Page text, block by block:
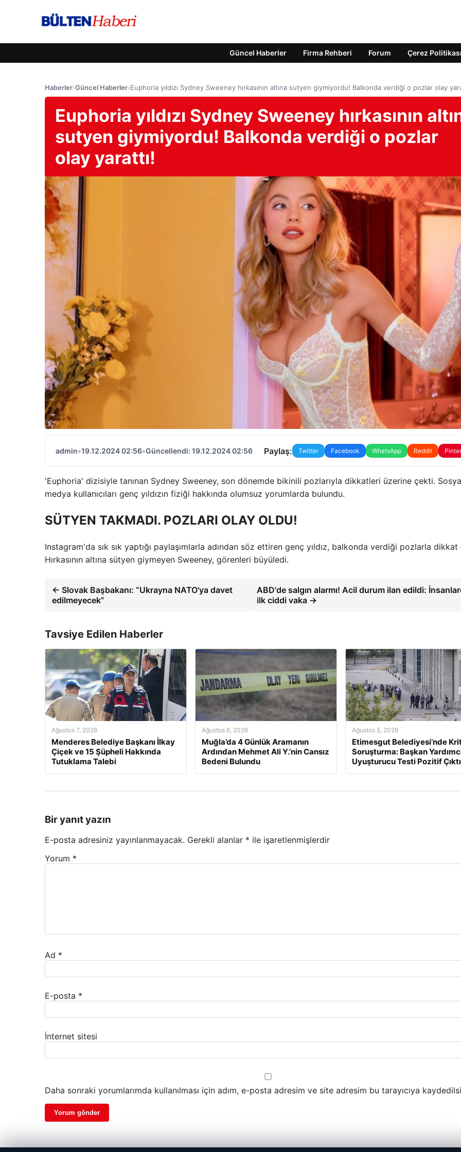
Güncel Haberler Firma Rehberi Forum Çerez Politikası
Haberler›Güncel Haberler›Euphoria yıldızı Sydney Sweeney hırkasının altına sutyen giymiyordu! Balkonda verdiği o pozlar olay
Euphoria yıldızı Sydney Sweeney hırkasının
sutyen giymiyordu! Balkonda verdiği o pozlar
olay yarattı!
admin•19.12.2024 02:56•Güncellendi: 19.12.2024 02:56 Paylaş: Twitter Facebook WhatsApp Reddit
'Euphoria' dizisiyle tanınan Sydney Sweeney, son dönemde bikinili pozlarıyla dikkatleri üzerine çekti.
medya kullanıcıları genç yıldızın fiziği hakkında olumsuz yorumlarda bulundu.
SÜTYEN TAKMADI. POZLARI OLAY OLDU!
Instagram'da sık sık yaptığı paylaşımlarla adından söz ettiren genç yıldız, balkonda verdiği pozlarla
Hırkasının altına sütyen giymeyen Sweeney, görenleri büyüledi.
← Slovak Başbakanı: “Ukrayna NATO'ya davet
edilmeyecek”
ABD'de salgın alarmı! Acil durum ilan edildi:
ilk ciddi vaka →
Tavsiye Edilen Haberler
Ağustos 7, 2026
Menderes Belediye Başkanı İlkay
Çiçek ve 15 Şüpheli Hakkında
Tutuklama Talebi
Ağustos 6, 2026
Muğla’da 4 Günlük Aramanın
Ardından Mehmet Ali Y.’nin Cansız
Bedeni Bulundu
Ağustos 5, 2026
Etimesgut Belediyesi’nde
Soruşturma: Başkan
Uyuşturucu Testi Pozitif Çıktı
Bir yanıt yazın
E-posta adresiniz yayınlanmayacak. Gerekli alanlar * ile işaretlenmişlerdir
Yorum *
Ad *
E-posta *
İnternet sitesi
Daha sonraki yorumlarımda kullanılması için adım, e-posta adresim ve site adresim bu tarayıcıya